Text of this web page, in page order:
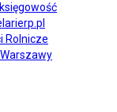
Rolnicze